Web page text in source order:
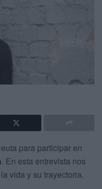
para participar en
. En esta entrevista nos
vida y su trayectoria.